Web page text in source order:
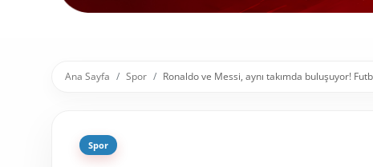
Ana Sayfa Spor Ronaldo ve Messi, aynı takımda buluşuyor!
Spor